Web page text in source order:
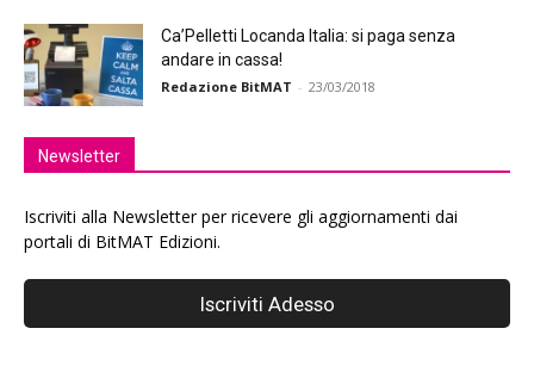
Ca’Pelletti Locanda Italia: si paga senza
andare in cassa!
Redazione BitMAT - 23/03/2018
Newsletter
Iscriviti alla Newsletter per ricevere gli aggiornamenti dai
portali di BitMAT Edizioni.